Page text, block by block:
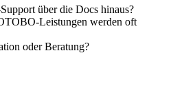
über die Docs hinaus?
Leistungen werden oft
oder Beratung?